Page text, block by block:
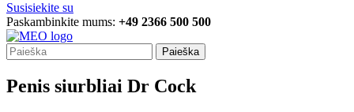
Susisiekite su
Paskambinkite mums: +49 2366 500 500
Paieška
Penis siurbliai Dr Cock